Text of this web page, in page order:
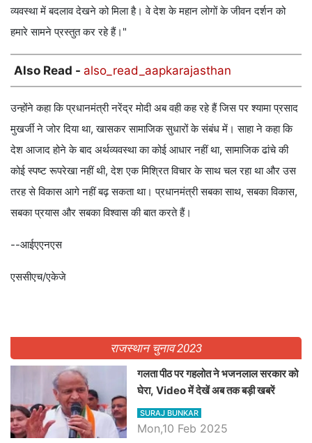
व्यवस्था में बदलाव देखने को मिला है। वे देश के महान लोगों के जीवन दर्शन को
हमारे सामने प्रस्तुत कर रहे हैं।"
Also Read - also_read_aapkarajasthan
उन्होंने कहा कि प्रधानमंत्री नरेंद्र मोदी अब वही कह रहे हैं जिस पर श्यामा प्रसाद
मुखर्जी ने जोर दिया था, खासकर सामाजिक सुधारों के संबंध में। साहा ने कहा कि
देश आजाद होने के बाद अर्थव्यवस्था का कोई आधार नहीं था, सामाजिक ढांचे की
कोई स्पष्ट रूपरेखा नहीं थी, देश एक मिश्रित विचार के साथ चल रहा था और उस
तरह से विकास आगे नहीं बढ़ सकता था। प्रधानमंत्री सबका साथ, सबका विकास,
सबका प्रयास और सबका विश्वास की बात करते हैं।
--आईएएनएस
एससीएच/एकेजे
राजस्थान चुनाव 2023
गलता पीठ पर गहलोत ने भजनलाल सरकार को
घेरा, Video में देखें अब तक बड़ी खबरें
SURAJ BUNKAR
Mon,10 Feb 2025